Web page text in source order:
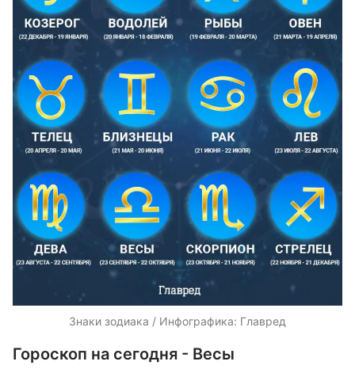
Знаки зодиака / Инфографика: Главред
Гороскоп на сегодня - Весы